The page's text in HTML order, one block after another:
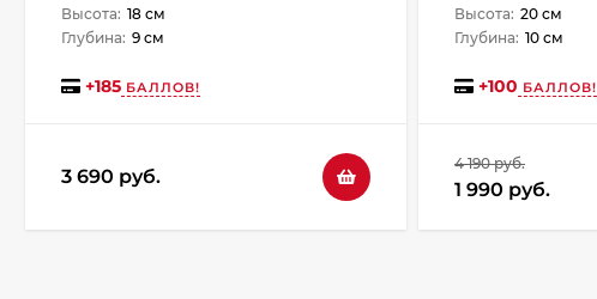
Высота: 18 см
Глубина: 9 см
+185БАЛЛОВ!
3 690 руб.
Высота: 20 см
Глубина: 10 см
+100 БАЛЛОВ!
4 190 руб.
1 990 руб.